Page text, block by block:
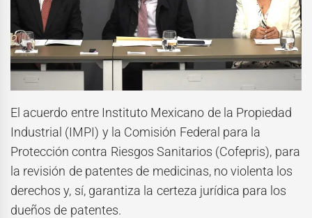
El acuerdo entre Instituto Mexicano de la Propiedad
Industrial (IMPI) y la Comisión Federal para la
Protección contra Riesgos Sanitarios (Cofepris), para
la revisión de patentes de medicinas, no violenta los
derechos y, sí, garantiza la certeza jurídica para los
dueños de patentes.